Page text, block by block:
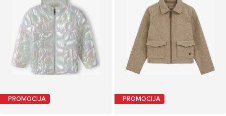
PROMOCIJA PROMOCIJA